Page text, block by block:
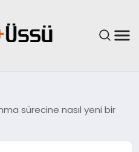
sürecine nasıl yeni bir